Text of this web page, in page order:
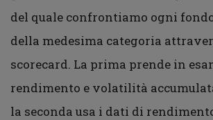
del quale confrontiamo ogni
della medesima categoria
scorecard. La prima prende in
rendimento e volatilità
la seconda usa i dati di